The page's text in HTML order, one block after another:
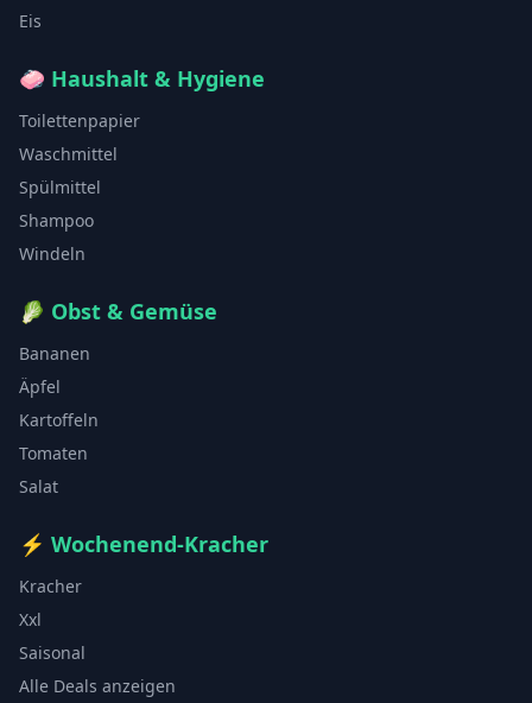
Eis
🧼 Haushalt & Hygiene
Toilettenpapier
Waschmittel
Spülmittel
Shampoo
Windeln
🥬 Obst & Gemüse
Bananen
Äpfel
Kartoffeln
Tomaten
Salat
⚡ Wochenend-Kracher
Kracher
Xxl
Saisonal
Alle Deals anzeigen